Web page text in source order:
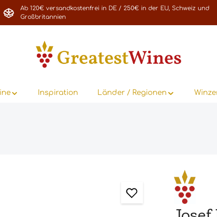
Ab 120€ versandkostenfrei in DE / 250€ in der EU, Schweiz und
Großbritannien
Inspiration Länder / Regionen